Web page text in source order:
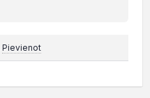
Pievienot